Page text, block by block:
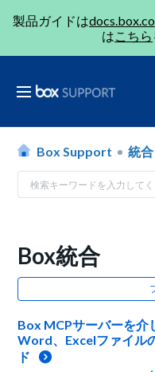
製品ガイドは
はこちら
Box Support 統合
Box統合
Box MCPサーバーを介
Word、Excelファイル
ド